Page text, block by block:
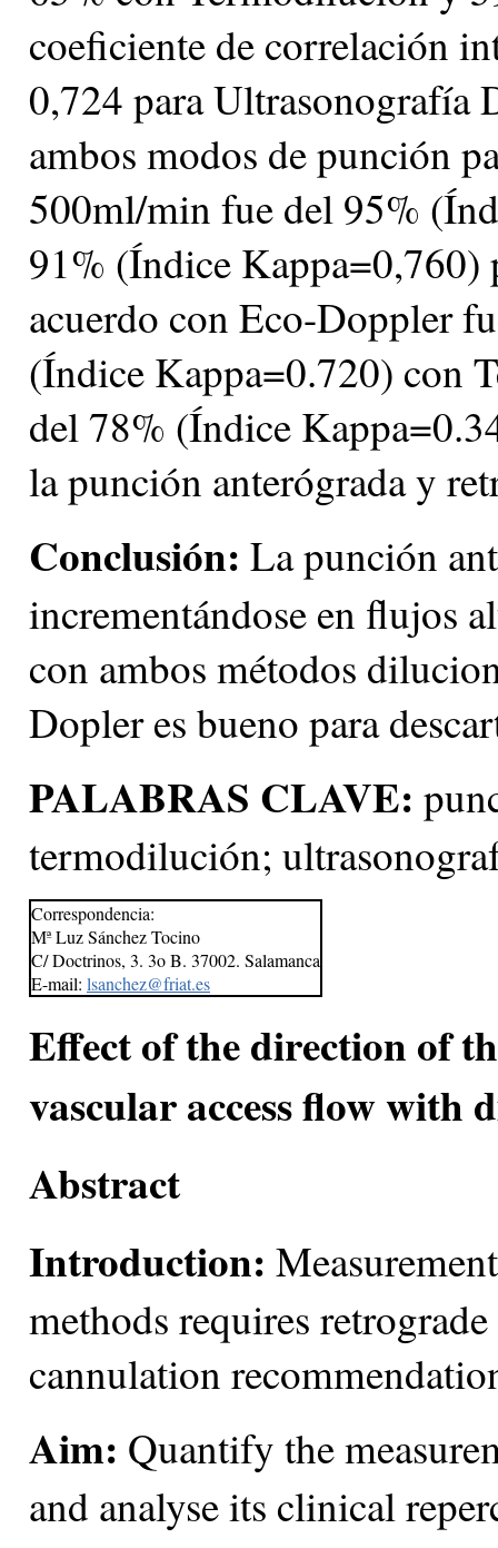
coeficiente de correlación
0,724 para Ultrasonografía
ambos modos de punción
500ml/min fue del 95%
91% (Índice
acuerdo con Eco-Doppler
(Índice Kappa=0.720) con
del 78% (Índice
la punción anterógrada y
Conclusión: La punción
incrementándose en flujos
con ambos métodos
Dopler es bueno para
PALABRAS CLAVE:
termodilución;
Correspondencia:
Mª Luz Sánchez Tocino
C/ Doctrinos, 3. 3o B. 37002. Salamanca
E-mail: lsanchez@friat.es
Effect of the direction of
vascular access flow with
Abstract
Introduction:
methods requires
cannulation
Aim: Quantify the
and analyse its clinical